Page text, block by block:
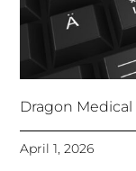
Dragon Medical
April 1, 2026